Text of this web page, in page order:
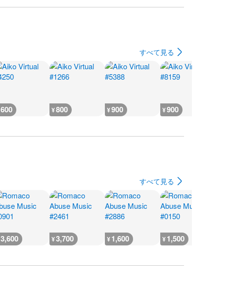
すべて見る
600 ¥800 ¥900 ¥900
すべて見る
3,600 ¥3,700 ¥1,600 ¥1,500